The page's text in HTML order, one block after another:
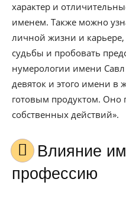
характер и
именем. Также можно
личной жизни и
судьбы и пробовать
нумерологии имени
девяток и этого имени в
готовым продуктом. Оно
собственных действий».
Влияние имени Савл на
профессию